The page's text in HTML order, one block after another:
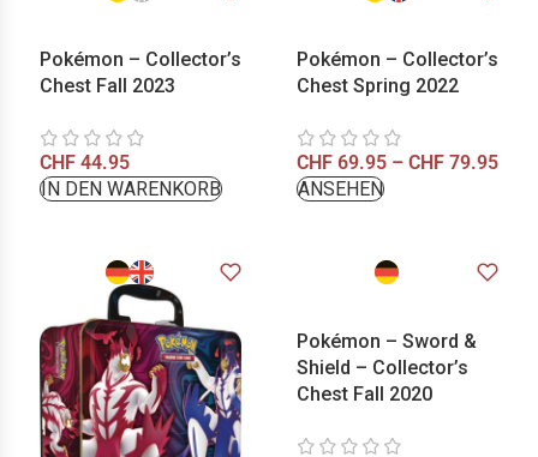
Pokémon – Collector’s
Chest Fall 2023
CHF 44.95
IN DEN WARENKORB
Pokémon – Collector’s
Chest Spring 2022
CHF69.95 – CHF79.95
ANSEHEN
Pokémon – Sword &
Shield – Collector’s
Chest Fall 2020